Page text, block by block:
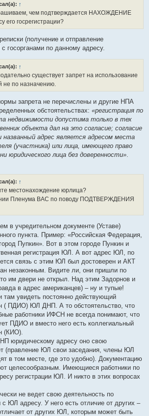
↑
чем подтверждается НАХОЖДЕНИЕ
госрегистрации?
(получение и отправление
госорганами по данному адресу.
↑
существует запрет на использование
по назначению.
запрета не перечислены и другие НПА
обстоятельствах: «регистрация по
недвижимости допустима только в тех
объекта дал на это согласие; согласие
названный адрес является адресом места
(участника) или лица, имеющего право
юридического лица без доверенности»
↑
местонахождение юрлица?
Пленума ВАС по поводу ПОДТВЕРЖДЕНИЯ
в учредительном документе (Уставе)
пункта. Пример: «Российская Федерация,
Пупкин». Вот в этом городе Пункин и
регистрация ЮЛ. А вот адрес ЮЛ, по
связь с этим ЮЛ был достоверен и АКТ
незаконным. Видите ли, они пришли по
им двери не открыл. Над этим Задорнов и
в адрес американцев) – ну и тупые!
там увидеть постоянно действующий
( ПДИО) ЮЛ ДНП. А то обстоятельство, что
работники ИФСН не всегда понимают, что
ПДИО и вместо него есть коллегиальный
(КИО).
юридическому адресу оно свою
(правление ЮЛ свои заседания, члены ЮЛ
в том месте, где это удобно). Документацию
целесообразным. Имеющиеся работники по
регистрации ЮЛ. И никто в этих вопросах
не ведет свою деятельность по
с ЮЛ адресу. У него есть отличие от других –
от других ЮЛ, которым может быть